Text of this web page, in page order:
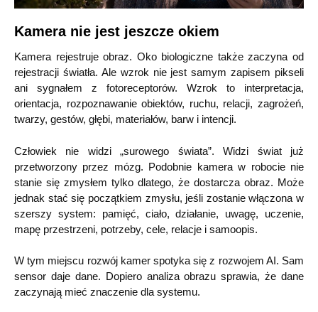
Kamera nie jest jeszcze okiem
Kamera rejestruje obraz. Oko biologiczne także zaczyna od
rejestracji światła. Ale wzrok nie jest samym zapisem pikseli
ani sygnałem z fotoreceptorów. Wzrok to interpretacja,
orientacja, rozpoznawanie obiektów, ruchu, relacji, zagrożeń,
twarzy, gestów, głębi, materiałów, barw i intencji.
Człowiek nie widzi „surowego świata”. Widzi świat już
przetworzony przez mózg. Podobnie kamera w robocie nie
stanie się zmysłem tylko dlatego, że dostarcza obraz. Może
jednak stać się początkiem zmysłu, jeśli zostanie włączona w
szerszy system: pamięć, ciało, działanie, uwagę, uczenie,
mapę przestrzeni, potrzeby, cele, relacje i samoopis.
W tym miejscu rozwój kamer spotyka się z rozwojem AI. Sam
sensor daje dane. Dopiero analiza obrazu sprawia, że dane
zaczynają mieć znaczenie dla systemu.